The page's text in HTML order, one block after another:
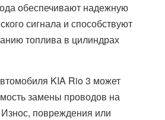
обеспечивают надежную
сигнала и способствуют
топлива в цилиндрах
KIA Rio 3 может
замены проводов на
повреждения или